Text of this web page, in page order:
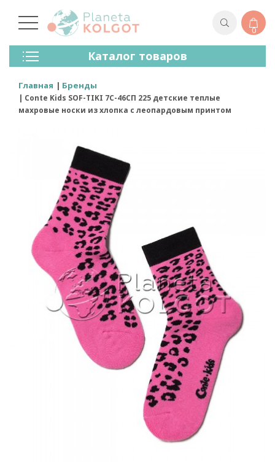
0
Каталог товаров
Колготки
Чулки
Лосины (леггинсы)
Носки И Гольфы
Главная Бренды
Conte Kids SOF-TIKI 7С-46СП 225 детские теплые
махровые носки из хлопка с леопардовым принтом